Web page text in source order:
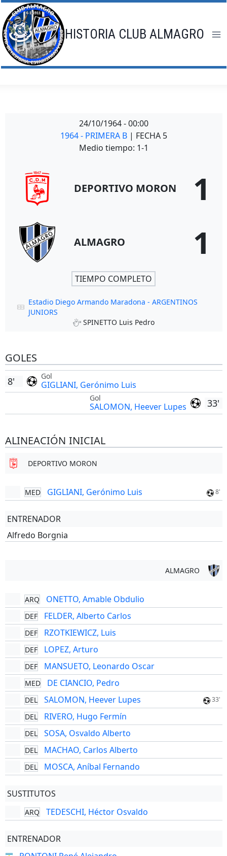
Saltar
al
contenido
HISTORIA CLUB ALMAGRO
24/10/1964 - 00:00
1964 - PRIMERA B | FECHA 5
Medio tiempo: 1-1
DEPORTIVO MORON 1
ALMAGRO 1
TIEMPO COMPLETO
Estadio Diego Armando Maradona - ARGENTINOS
JUNIORS
SPINETTO Luis Pedro
GOLES
Gol
GIGLIANI, Gerónimo Luis
8'
33'
Gol
SALOMON, Heever Lupes
ALINEACIÓN INICIAL
DEPORTIVO MORON
MED GIGLIANI, Gerónimo Luis 8'
ENTRENADOR
Alfredo Borgnia
ALMAGRO
ARQ ONETTO, Amable Obdulio
DEF FELDER, Alberto Carlos
DEF RZOTKIEWICZ, Luis
DEF LOPEZ, Arturo
DEF MANSUETO, Leonardo Oscar
MED DE CIANCIO, Pedro
DEL SALOMON, Heever Lupes 33'
DEL RIVERO, Hugo Fermín
DEL SOSA, Osvaldo Alberto
DEL MACHAO, Carlos Alberto
DEL MOSCA, Aníbal Fernando
SUSTITUTOS
ARQ TEDESCHI, Héctor Osvaldo
ENTRENADOR